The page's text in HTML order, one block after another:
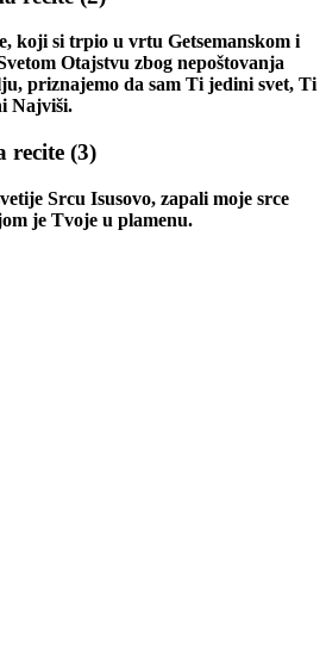
koji si trpio u vrtu Getsemanskom i
Otajstvu zbog nepoštovanja
priznajemo da sam Ti jedini svet, Ti
Najviši.
recite (3)
Srcu Isusovo, zapali moje srce
je Tvoje u plamenu.